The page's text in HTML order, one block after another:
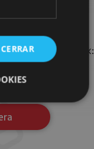
eta iradokizunak:
ekitaldi